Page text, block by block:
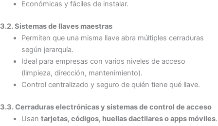
Económicas y fáciles de instalar.
3.2. Sistemas de llaves maestras
Permiten que una misma llave abra múltiples cerraduras
según jerarquía.
Ideal para empresas con varios niveles de acceso
(limpieza, dirección, mantenimiento).
Control centralizado y seguro de quién tiene qué llave.
3.3. Cerraduras electrónicas y sistemas de control de acceso
Usan tarjetas, códigos, huellas dactilares o apps móviles.